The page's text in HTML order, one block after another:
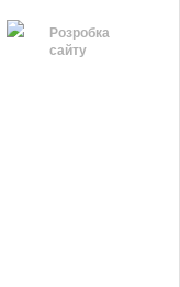
Розробка
сайту